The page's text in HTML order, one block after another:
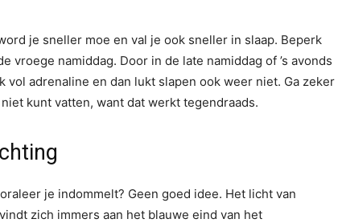
je sneller moe en val je ook sneller in slaap. Beperk
vroege namiddag. Door in de late namiddag of ’s avonds
vol adrenaline en dan lukt slapen ook weer niet. Ga zeker
kunt vatten, want dat werkt tegendraads.
je indommelt? Geen goed idee. Het licht van
zich immers aan het blauwe eind van het